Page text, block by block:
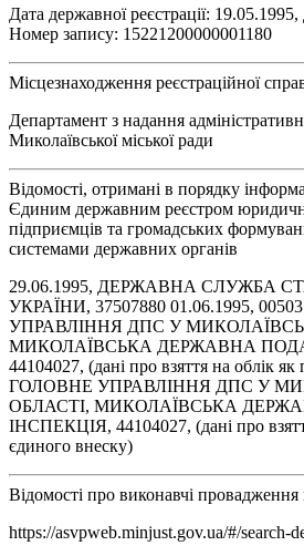
Дата державної реєстрації:
Номер запису: 15221200000001180
Місцезнаходження реєстраційної
Департамент з надання
Миколаївської міської ради
Відомості, отримані в порядку
Єдиним державним реєстром
підприємців та громадських
системами державних органів
29.06.1995, ДЕРЖАВНА СЛУЖБА
УКРАЇНИ, 37507880 01.06.1995,
УПРАВЛІННЯ ДПС У
МИКОЛАЇВСЬКА ДЕРЖАВНА
44104027, (дані про взяття на облік як
ГОЛОВНЕ УПРАВЛІННЯ ДПС У
ОБЛАСТІ, МИКОЛАЇВСЬКА
ІНСПЕКЦІЯ, 44104027, (дані про
єдиного внеску)
Відомості про виконавчі
https://asvpweb.minjust.gov.ua/#/search-